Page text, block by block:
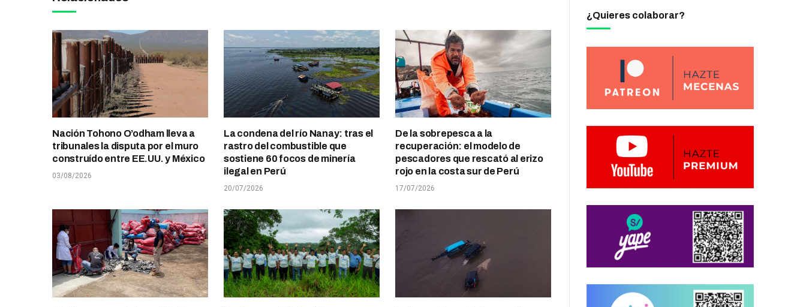
Nación Tohono O’odham lleva a
tribunales la disputa por el muro
construído entre EE.UU. y México
03/08/2026
La condena del río Nanay: tras el
rastro del combustible que
sostiene 60 focos de minería
ilegal en Perú
20/07/2026
De la sobrepesca a la
recuperación: el modelo de
pescadores que rescató al erizo
rojo en la costa sur de Perú
17/07/2026
¿Quieres colaborar?